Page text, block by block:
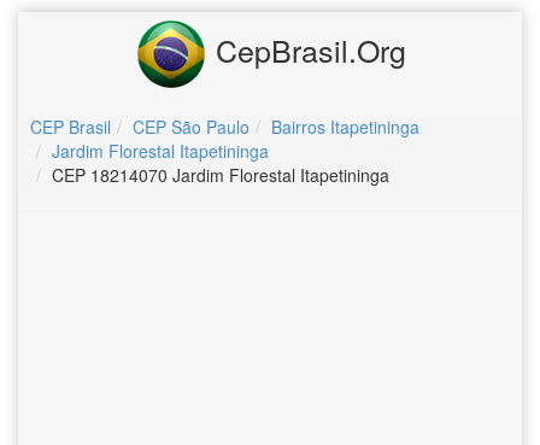
CepBrasil.Org
CEP Brasil CEP São Paulo
Bairros Itapetininga
Jardim Florestal Itapetininga
CEP 18214070 Jardim Florestal Itapetininga